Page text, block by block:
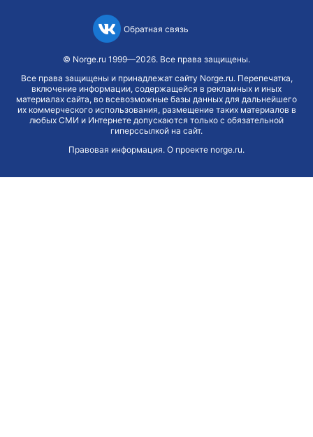
Обратная связь
© Norge.ru 1999—2026. Все права защищены.
Все права защищены и принадлежат сайту Norge.ru. Перепечатка,
включение информации, содержащейся в рекламных и иных
материалах сайта, во всевозможные базы данных для дальнейшего
их коммерческого использования, размещение таких материалов в
любых СМИ и Интернете допускаются только с обязательной
гиперссылкой на сайт.
Правовая информация. О проекте norge.ru.